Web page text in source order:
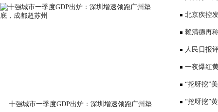
十强城市一季度GDP出炉：深圳增速领跑广州垫
表达深切哀
北京疾控
景要戴口罩
赖清德再
国台办回应
人民日报
一夜爆红
师：或涉嫌
“挖呀挖”
“挖呀挖”